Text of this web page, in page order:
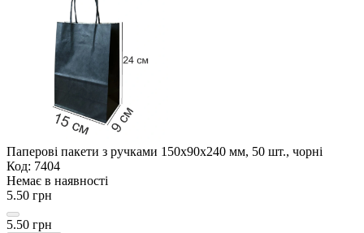
Паперові пакети з ручками 150x90x240 мм, 50 шт., чорні
Код: 7404
Немає в наявності
5.50 грн
5.50 грн